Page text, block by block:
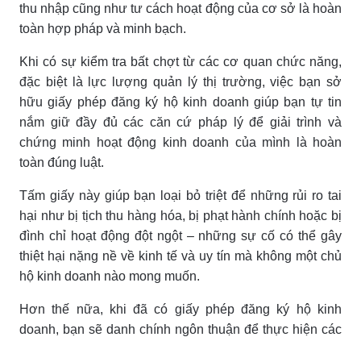
thu nhập cũng như tư cách hoạt động của cơ sở là hoàn
toàn hợp pháp và minh bạch.
Khi có sự kiểm tra bất chợt từ các cơ quan chức năng,
đặc biệt là lực lượng quản lý thị trường, việc bạn sở
hữu giấy phép đăng ký hộ kinh doanh giúp bạn tự tin
nắm giữ đầy đủ các căn cứ pháp lý để giải trình và
chứng minh hoạt động kinh doanh của mình là hoàn
toàn đúng luật.
Tấm giấy này giúp bạn loại bỏ triệt để những rủi ro tai
hại như bị tịch thu hàng hóa, bị phạt hành chính hoặc bị
đình chỉ hoạt động đột ngột – những sự cố có thể gây
thiệt hại nặng nề về kinh tế và uy tín mà không một chủ
hộ kinh doanh nào mong muốn.
Hơn thế nữa, khi đã có giấy phép đăng ký hộ kinh
doanh, bạn sẽ danh chính ngôn thuận để thực hiện các